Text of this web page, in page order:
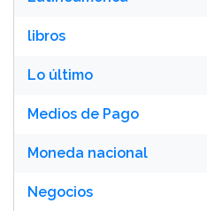
libros
Lo último
Medios de Pago
Moneda nacional
Negocios